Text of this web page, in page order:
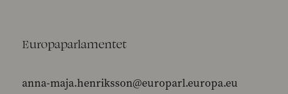
Europaparlamentet
anna-maja.henriksson@europarl.europa.eu